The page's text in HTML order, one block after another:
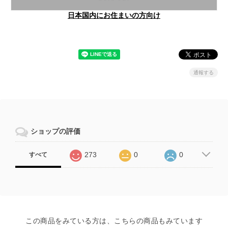
日本国内にお住まいの方向け
通報する
ショップの評価
すべて 273 0 0
この商品をみている方は、こちらの商品もみています